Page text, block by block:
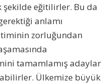
şekilde eğitilirler. Bu da
anlamı
zorluğundan
tamamlamış adaylar
Ülkemize büyük